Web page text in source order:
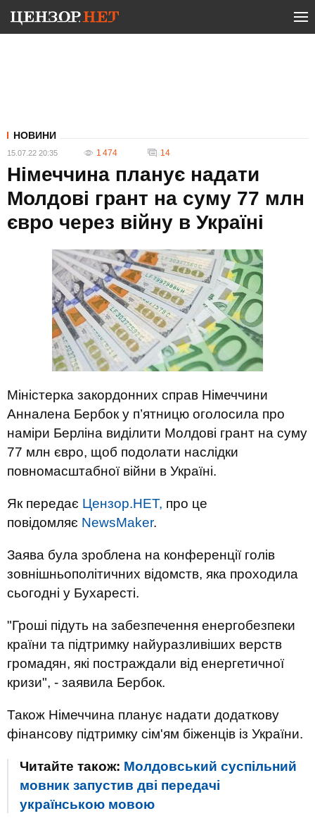
НОВИНИ
15.07.22 20:35 1 474 14
Німеччина планує надати
Молдові грант на суму 77 млн
євро через війну в Україні
Міністерка закордонних справ Німеччини
Анналена Бербок у п’ятницю оголосила про
наміри Берліна виділити Молдові грант на суму
77 млн євро, щоб подолати наслідки
повномасштабної війни в Україні.
Як передає Цензор.НЕТ, про це
повідомляє NewsMaker.
Заява була зроблена на конференції голів
зовнішньополітичних відомств, яка проходила
сьогодні у Бухаресті.
"Гроші підуть на забезпечення енергобезпеки
країни та підтримку найуразливіших верств
громадян, які постраждали від енергетичної
кризи", - заявила Бербок.
Також Німеччина планує надати додаткову
фінансову підтримку сім'ям біженців із України.
Читайте також: Молдовський суспільний
мовник запустив дві передачі
українською мовою